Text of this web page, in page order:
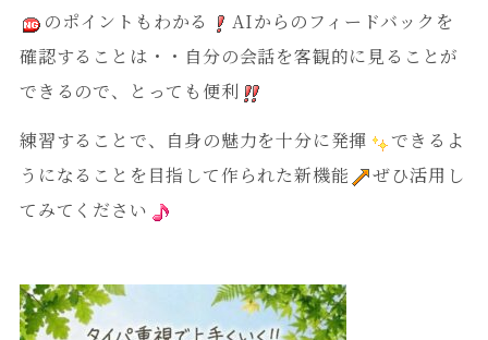
のポイントもわかる
AIからのフィードバックを
確認することは・・自分の会話を客観的に見ることが
できるので、とっても便利
練習することで、自身の魅力を十分に発揮
できるよ
うになることを目指して作られた新機能
ぜひ活用し
てみてください